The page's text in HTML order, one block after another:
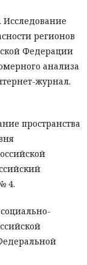
регионов
Федерации
анализа
журнал.
пространства
4.